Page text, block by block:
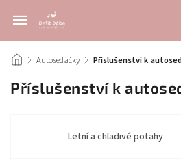
/ Autosedačky / Příslušenství k
Příslušenství k
Letní a chladivé potahy